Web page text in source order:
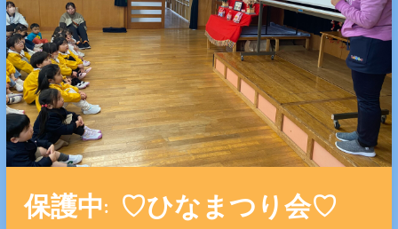
保護中: ♡ひなまつり会♡